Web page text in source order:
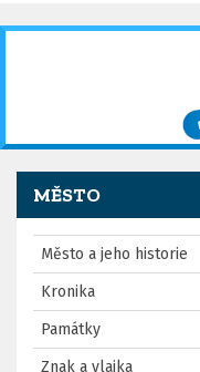
MĚSTO
Město a jeho historie
Kronika
Památky
Znak a vlajka